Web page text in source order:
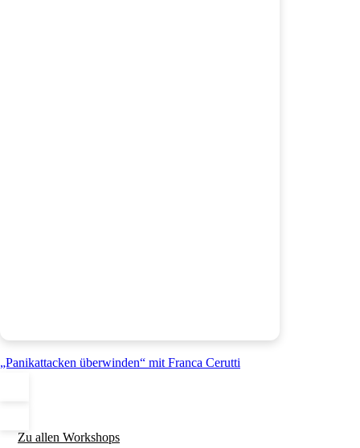
„Panikattacken überwinden“ mit Franca Cerutti
Zu allen Workshops